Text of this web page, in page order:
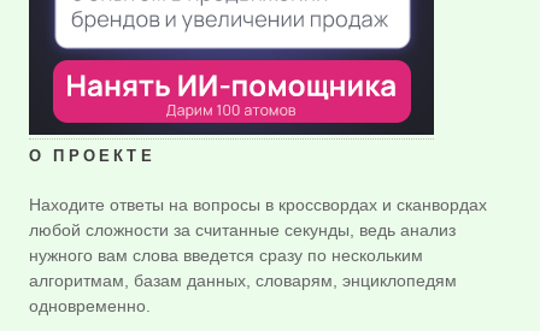
О ПРОЕКТЕ
Находите ответы на вопросы в кроссвордах и сканвордах
любой сложности за считанные секунды, ведь анализ
нужного вам слова введется сразу по нескольким
алгоритмам, базам данных, словарям, энциклопедям
одновременно.